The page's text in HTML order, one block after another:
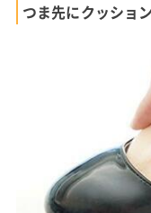
つま先にクッショ